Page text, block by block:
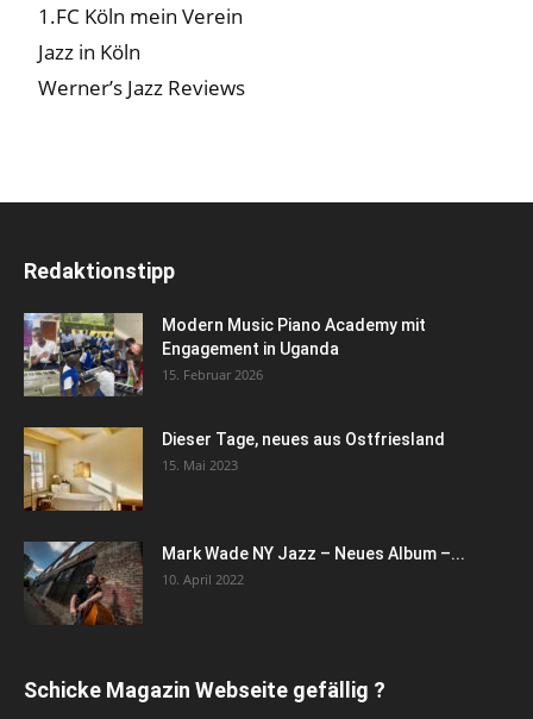
1.FC Köln mein Verein
Jazz in Köln
Werner’s Jazz Reviews
Redaktionstipp
Modern Music Piano Academy mit
Engagement in Uganda
15. Februar 2026
Dieser Tage, neues aus Ostfriesland
15. Mai 2023
Mark Wade NY Jazz – Neues Album –...
10. April 2022
Schicke Magazin Webseite gefällig ?